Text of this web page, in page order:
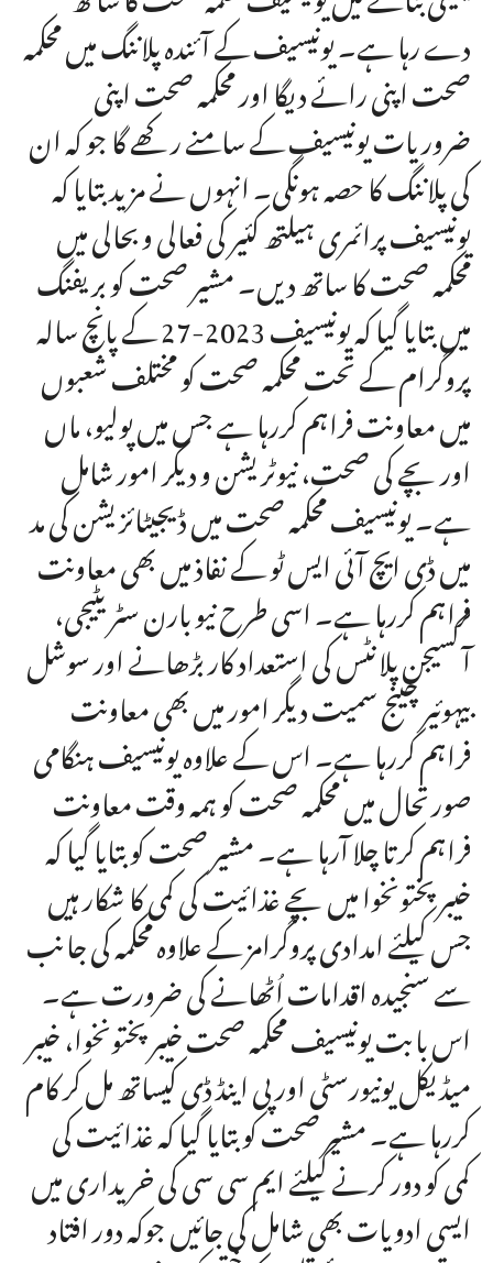
دے رہا ہے۔ یونیسیف کے آئندہ پلاننگ میں محکمہ
صحت اپنی رائے دیگا اور محکمہ صحت اپنی
ضروریات یونیسیف کے سامنے رکھے گا جو کہ ان
کی پلاننگ کا حصہ ہونگی۔ انہوں نے مزید بتایا کہ
یونیسیف پرائمری ہیلتھ کئیر کی فعالی و بحالی میں
محکمہ صحت کا ساتھ دیں۔ مشیر صحت کو بریفنگ
میں بتایا گیا کہ یونیسیف 2023-27 کے پانچ سالہ
پروگرام کے تحت محکمہ صحت کو مختلف شعبوں
میں معاونت فراہم کررہا ہے جس میں پولیو، ماں
اور بچے کی صحت، نیوٹریشن و دیگر امور شامل
ہے۔ یونیسیف محکمہ صحت میں ڈیجیٹائزیشن کی مد
میں ڈی ایچ آئی ایس ٹو کے نفاذ میں بھی معاونت
فراہم کررہا ہے۔ اسی طرح نیو بارن سٹریٹیجی،
آکسیجن پلانٹس کی استعداد کار بڑھانے اور سوشل
بیہوئیر چینج سمیت دیگر امور میں بھی معاونت
فراہم کررہا ہے۔ اس کے علاوہ یونیسیف ہنگامی
صورتحال میں محکمہ صحت کو ہمہ وقت معاونت
فراہم کرتا چلا آرہا ہے۔ مشیر صحت کو بتایا گیا کہ
خیبرپختونخوا میں بچے غذائیت کی کمی کا شکار ہیں
جس کیلئے امدادی پروگرامز کے علاوہ محکمہ کی جانب
سے سنجیدہ اقدامات اُٹھانے کی ضرورت ہے۔
اس بابت یونیسیف محکمہ صحت خیبرپختونخوا، خیبر
میڈیکل یونیورسٹی اور پی اینڈ ڈی کیساتھ مل کر کام
کررہا ہے۔ مشیر صحت کو بتایا گیا کہ غذائیت کی
کمی کو دور کرنے کیلئے ایم سی سی کی خریداری میں
ایسی ادویات بھی شامل کی جائیں جوکہ دور افتاد